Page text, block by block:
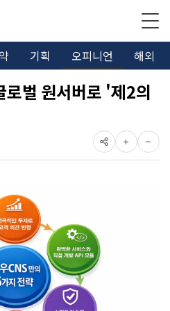
기획 오피니언 해외
벌 원서버로 '제2의